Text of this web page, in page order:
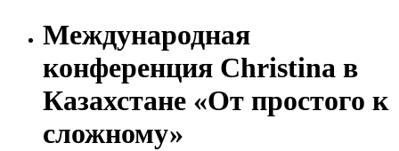
Международная
конференция Christina в
Казахстане «От простого к
сложному»